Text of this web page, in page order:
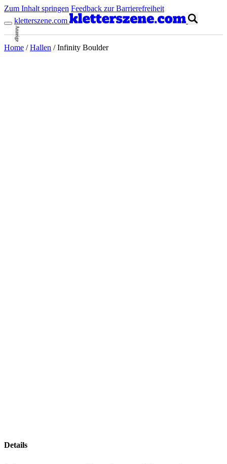
Zum Inhalt springen Feedback zur Barrierefreiheit
kletterszene.com
Anzeige
Home / Hallen / Infinity Boulder
Details